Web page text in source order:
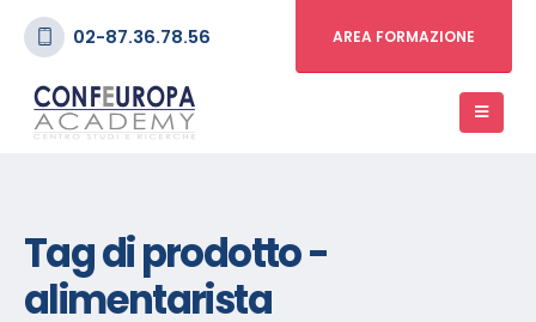
02-87.36.78.56 AREA FORMAZIONE
Tag di prodotto -
alimentarista